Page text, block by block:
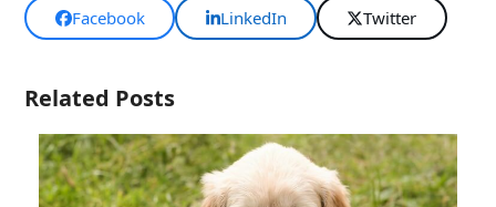
Facebook LinkedIn Twitter
Related Posts